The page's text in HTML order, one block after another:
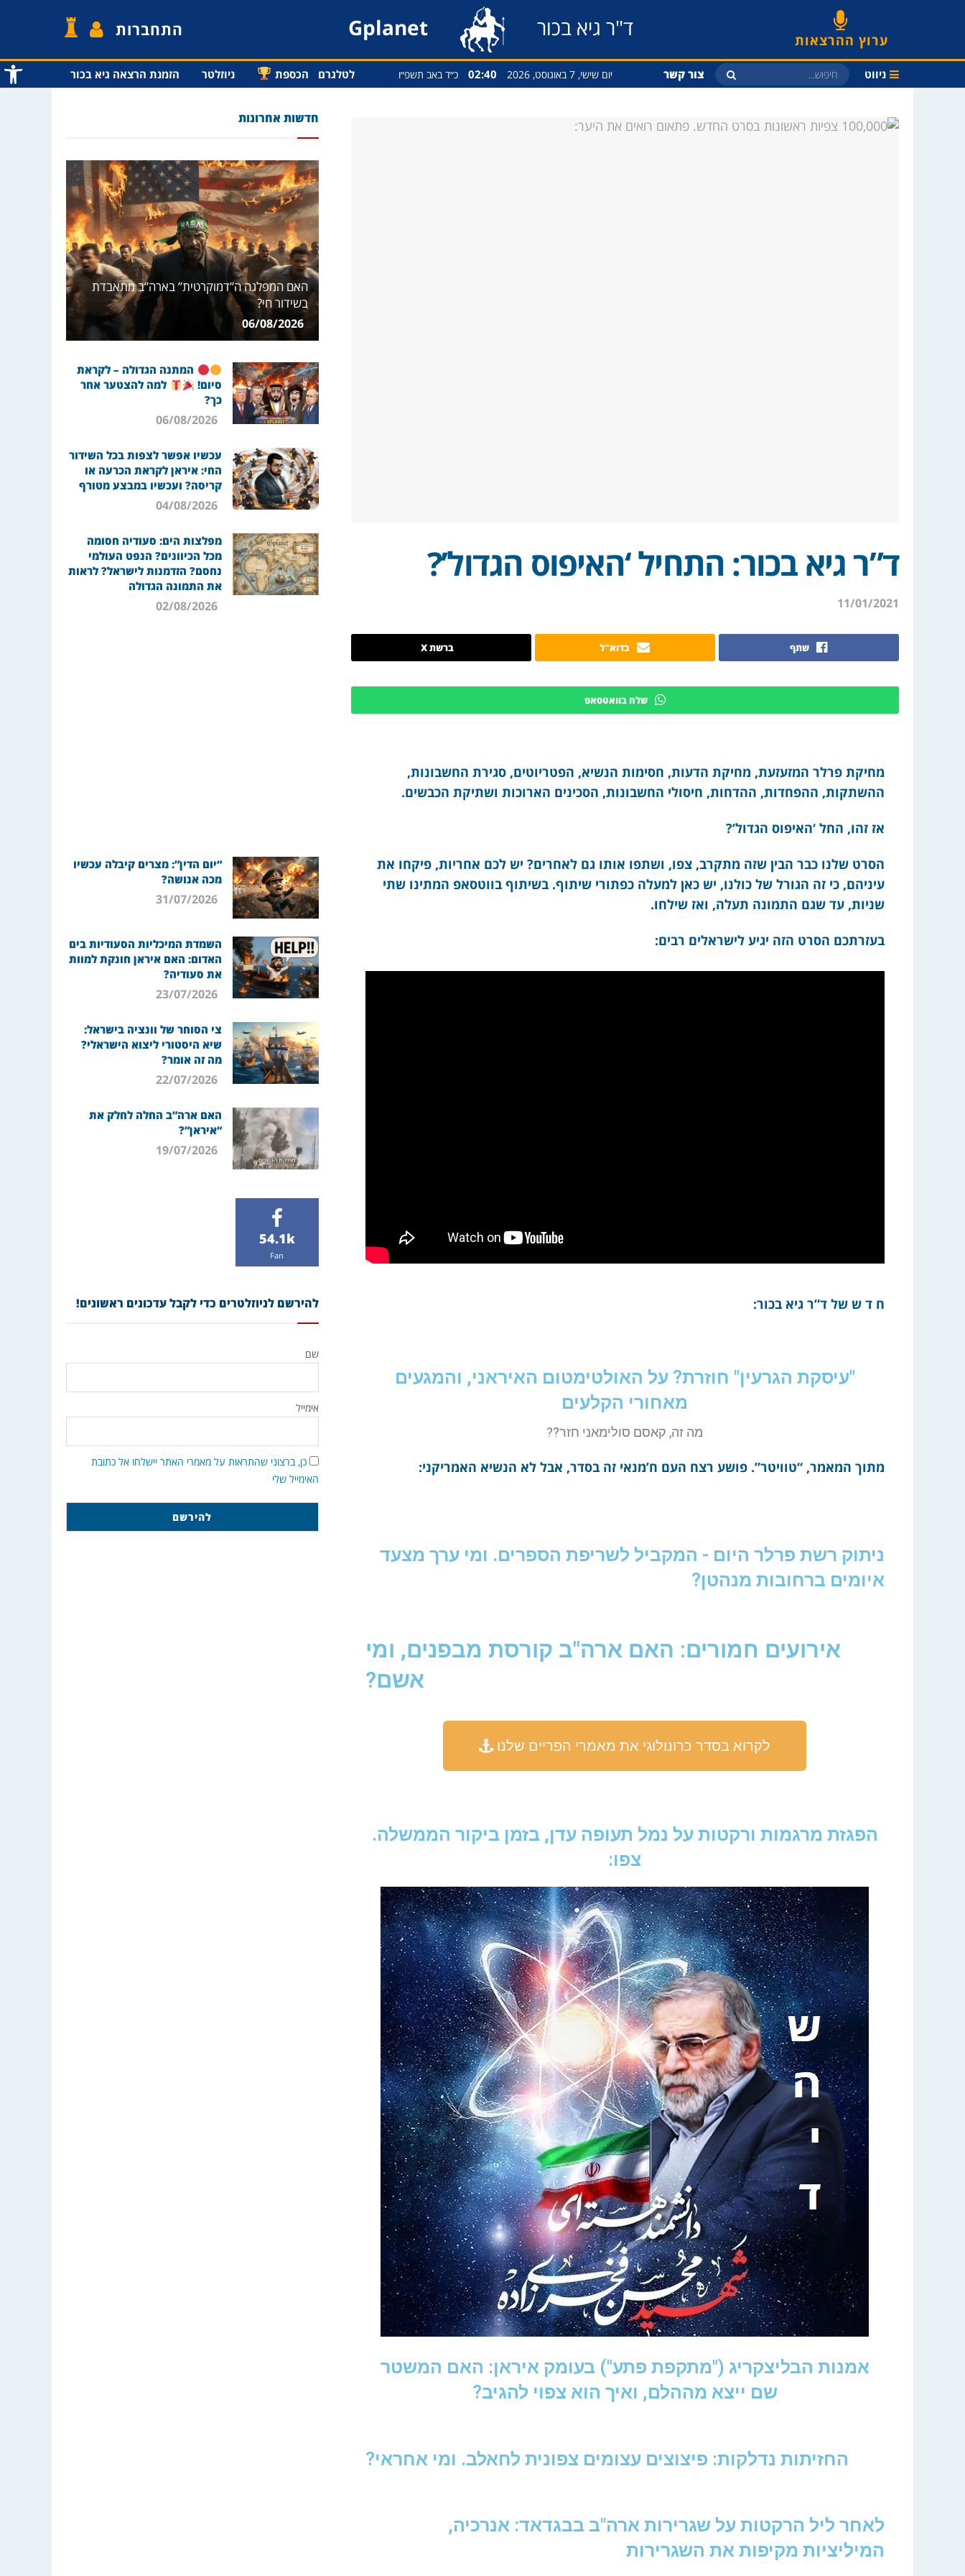
פתח
ערוץ ההרצאות ד"ר גיא בכור Gplanet התחברות
ניווט צור קשר יום שישי, 7 באוגוסט, 2026 02:40 כ״ד באב תשפ״ו לטלגרם הכספת ניוזלטר הזמנת הרצאה גיא בכור
ד”ר גיא בכור: התחיל ‘האיפוס הגדול’?
11/01/2021
שתף בדוא"ל ברשת X
שלח בוואטסאפ
מחיקת פרלר המזעזעת, מחיקת הדעות, חסימות הנשיא, הפטריוטים, סגירת החשבונות,
ההשתקות, ההפחדות, ההדחות, חיסולי החשבונות, הסכינים הארוכות ושתיקת הכבשים.
אז זהו, החל ‘האיפוס הגדול’?
הסרט שלנו כבר הבין שזה מתקרב, צפו, ושתפו אותו גם לאחרים? יש לכם אחריות, פיקחו את
עיניהם, כי זה הגורל של כולנו, יש כאן למעלה כפתורי שיתוף. בשיתוף בווטסאפ המתינו שתי
שניות, עד שגם התמונה תעלה, ואז שילחו.
בעזרתכם הסרט הזה יגיע לישראלים רבים:
ח ד ש של ד”ר גיא בכור:
"עיסקת הגרעין" חוזרת? על האולטימטום האיראני, והמגעים
מאחורי הקלעים
מה זה, קאסם סולימאני חזר??
מתוך המאמר, “טוויטר”. פושע רצח העם ח’מנאי זה בסדר, אבל לא הנשיא האמריקני:
ניתוק רשת פרלר היום - המקביל לשריפת הספרים. ומי ערך מצעד
איומים ברחובות מנהטן?
אירועים חמורים: האם ארה"ב קורסת מבפנים, ומי
אשם?
לקרוא בסדר כרונולוגי את מאמרי הפריים שלנו
הפגזת מרגמות ורקטות על נמל תעופה עדן, בזמן ביקור הממשלה.
צפו:
אמנות הבליצקריג ("מתקפת פתע") בעומק איראן: האם המשטר
שם ייצא מההלם, ואיך הוא צפוי להגיב?
החזיתות נדלקות: פיצוצים עצומים צפונית לחאלב. ומי אחראי?
לאחר ליל הרקטות על שגרירות ארה"ב בבגדאד: אנרכיה,
המיליציות מקיפות את השגרירות
חדשות אחרונות
האם המפלגה ה”דמוקרטית” בארה”ב מתאבדת
בשידור חי?
06/08/2026
המתנה הגדולה – לקראת
סיום!
למה להצטער אחר
כך?
06/08/2026
עכשיו אפשר לצפות בכל השידור
החי: איראן לקראת הכרעה או
קריסה? ועכשיו במבצע מטורף
04/08/2026
מפלצות הים: סעודיה חסומה
מכל הכיוונים? הנפט העולמי
נחסם? הזדמנות לישראל? לראות
את התמונה הגדולה
02/08/2026
“יום הדין”: מצרים קיבלה עכשיו
מכה אנושה?
31/07/2026
השמדת המיכליות הסעודיות בים
האדום: האם איראן חונקת למוות
את סעודיה?
23/07/2026
צי הסוחר של וונציה בישראל:
שיא היסטורי ליצוא הישראלי?
מה זה אומר?
22/07/2026
האם ארה”ב החלה לחלק את
“איראן”?
19/07/2026
54.1k
Fan
להירשם לניוזלטרים כדי לקבל עדכונים ראשונים!
שם
אימייל
כן, ברצוני שהתראות על מאמרי האתר יישלחו אל כתובת
האימייל שלי